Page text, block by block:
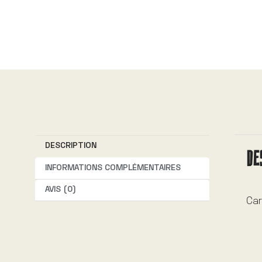
DESCRIPTION
INFORMATIONS COMPLÉMENTAIRES
AVIS (0)